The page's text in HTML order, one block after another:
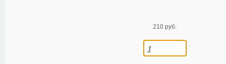
210 руб.